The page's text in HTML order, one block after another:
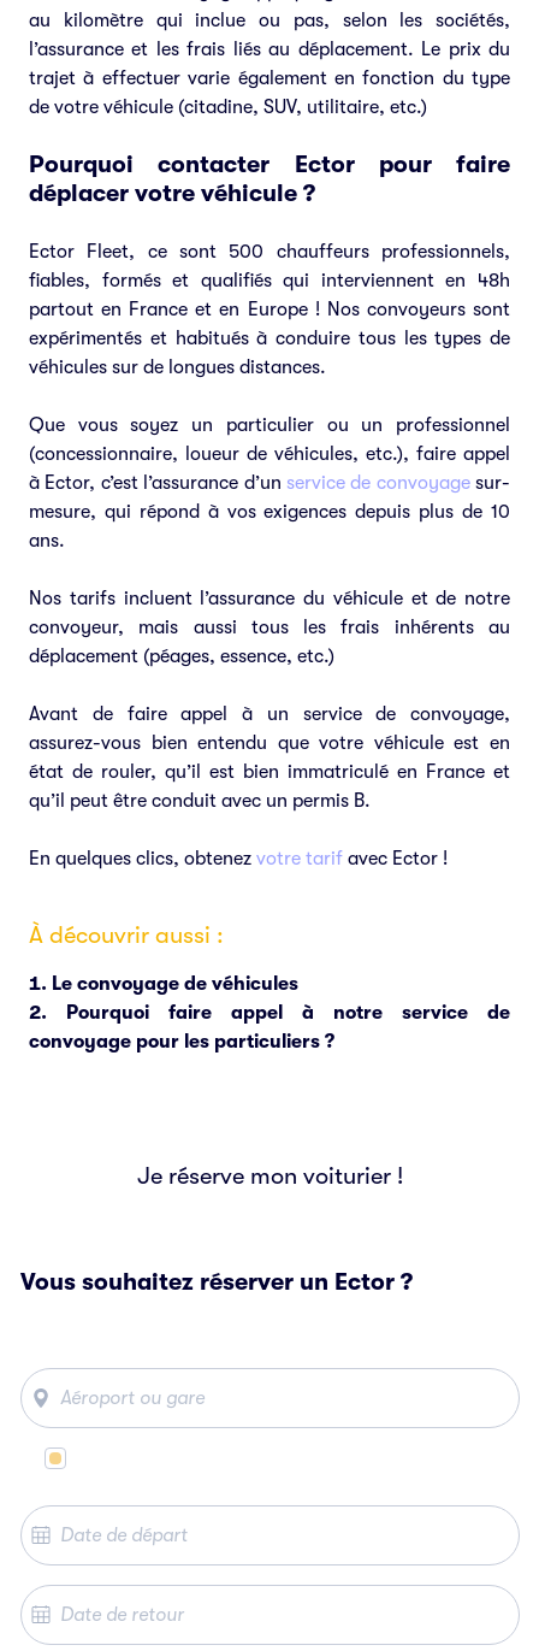
au kilomètre qui inclue ou pas, selon les sociétés,
l’assurance et les frais liés au déplacement. Le prix du
trajet à effectuer varie également en fonction du type
de votre véhicule (citadine, SUV, utilitaire, etc.)
Pourquoi contacter Ector pour faire
déplacer votre véhicule ?
Ector Fleet, ce sont 500 chauffeurs professionnels,
fiables, formés et qualifiés qui interviennent en 48h
partout en France et en Europe ! Nos convoyeurs sont
expérimentés et habitués à conduire tous les types de
véhicules sur de longues distances.
Que vous soyez un particulier ou un professionnel
(concessionnaire, loueur de véhicules, etc.), faire appel
à Ector, c’est l’assurance d’un service de convoyagesur-
mesure, qui répond à vos exigences depuis plus de 10
ans.
Nos tarifs incluent l’assurance du véhicule et de notre
convoyeur, mais aussi tous les frais inhérents au
déplacement (péages, essence, etc.)
Avant de faire appel à un service de convoyage,
assurez-vous bien entendu que votre véhicule est en
état de rouler, qu’il est bien immatriculé en France et
qu’il peut être conduit avec un permis B.
En quelques clics, obtenez votre tarif avec Ector !
À découvrir aussi :
Le convoyage de véhicules
Pourquoi faire appel à notre service de
convoyage pour les particuliers ?
Je réserve mon voiturier !
Vous souhaitez réserver un Ector ?